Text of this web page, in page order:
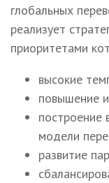
глобальных
реализует
приоритетами
высокие
повышение
построение
модели
развитие